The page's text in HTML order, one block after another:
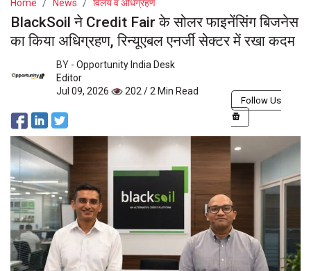
Home News विलय व अधिग्रहण
BlackSoil ने Credit Fair के सोलर फाइनेंसिंग बिजनेस
का किया अधिग्रहण, रिन्यूएबल एनर्जी सेक्टर में रखा कदम
BY - Opportunity India Desk
Editor
Jul 09, 2026
202 / 2 Min Read
Follow Us